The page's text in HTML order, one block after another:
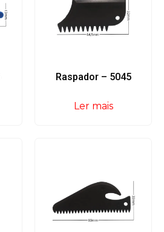
Raspador – 5045
Ler mais